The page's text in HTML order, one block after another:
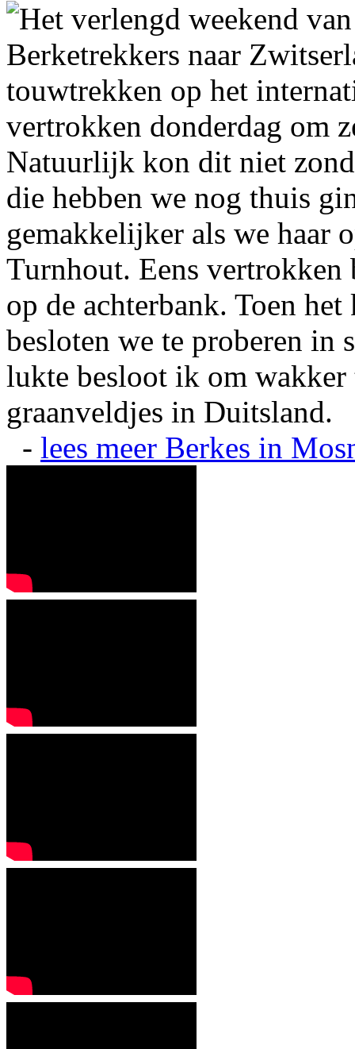
Het verlengd weekend
Berketrekkers naar
touwtrekken op het
vertrokken donderdag om
Natuurlijk kon dit niet
die hebben we nog thuis
gemakkelijker als we haar
Turnhout. Eens vertrokken
op de achterbank. Toen
besloten we te proberen in
lukte besloot ik om
graanveldjes in Duitsland.
- lees meer Berkes in